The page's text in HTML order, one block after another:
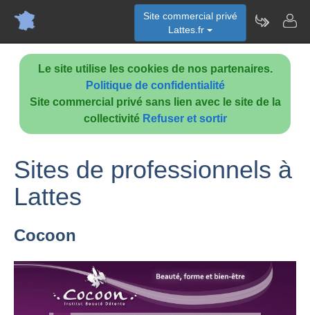
Le site utilise les cookies de nos partenaires.
Politique de confidentialité
Site commercial privé sans lien avec le site de la
collectivité Refuser et sortir
Site commercial privé
Lattes.fr
Sites de professionnels à
Lattes
Cocoon